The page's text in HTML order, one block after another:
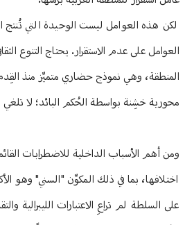
لكن هذه العوامل ليست الوحيدة التي تُنتج
العوامل على عدم الاستقرار. يحتاج التنوع
المنطقة، وهي نموذج حضاري متميِّز منذ
محورية خشِنة بواسطة الحُكم البائد؛ لا تلغي
ومن أهم الأسباب الداخلية للاضطرابات
اختلافها، بما في ذلك المكوِّن "السني" وهو